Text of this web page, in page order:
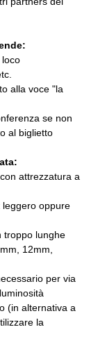
loco
alla voce "la
se non
al biglietto
attrezzatura a
leggero oppure
troppo lunghe
12mm,
per via
(in alternativa a
la